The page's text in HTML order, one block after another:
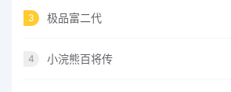
3 极品富二代
4 小浣熊百将传